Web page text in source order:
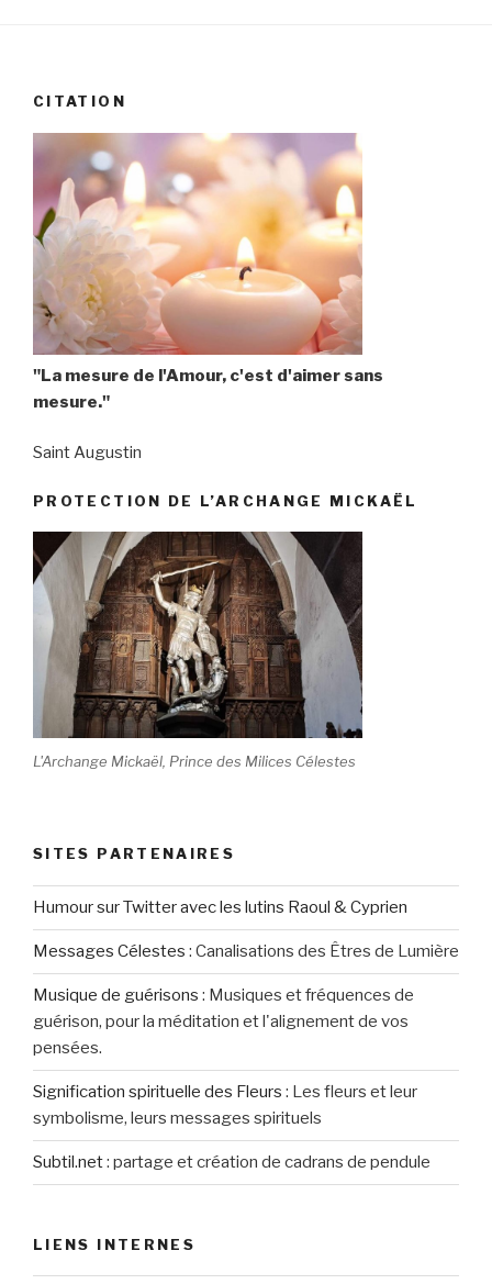
CITATION
"La mesure de l'Amour, c'est d'aimer sans
mesure."
Saint Augustin
PROTECTION DE L’ARCHANGE MICKAËL
L'Archange Mickaël, Prince des Milices Célestes
SITES PARTENAIRES
Humour sur Twitter avec les lutins Raoul & Cyprien
Messages Célestes : Canalisations des Êtres de Lumière
Musique de guérisons : Musiques et fréquences de
guérison, pour la méditation et l'alignement de vos
pensées.
Signification spirituelle des Fleurs : Les fleurs et leur
symbolisme, leurs messages spirituels
Subtil.net: partage et création de cadrans de pendule
LIENS INTERNES